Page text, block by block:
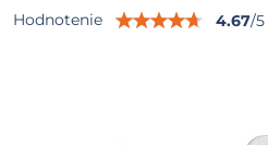
Hodnotenie 4.67/5